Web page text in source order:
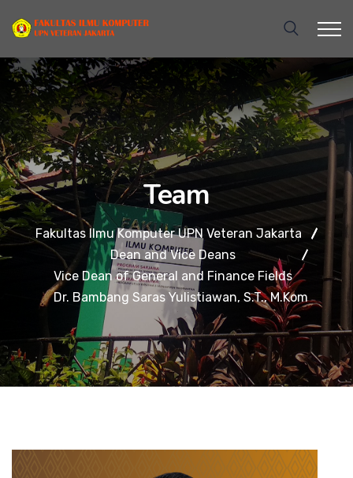
Team
Fakultas Ilmu Komputer UPN Veteran Jakarta
Dean and Vice Deans
Vice Dean of General and Finance Fields
Dr. Bambang Saras Yulistiawan, S.T., M.Kom